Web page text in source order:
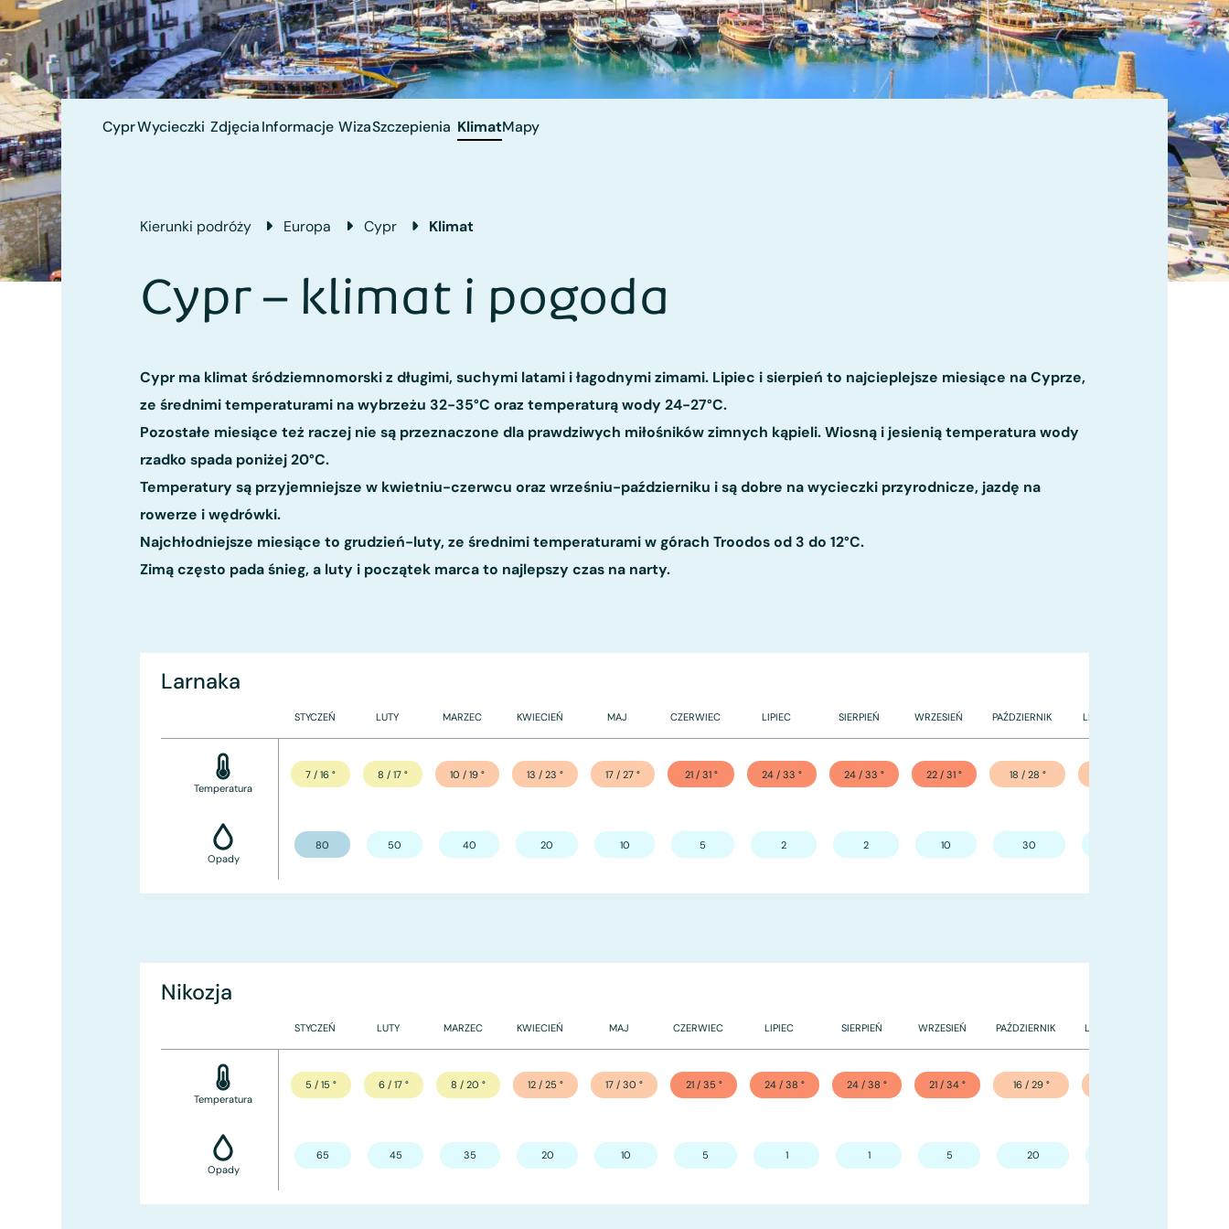
CyprWycieczki ZdjęciaInformacje WizaSzczepienia KlimatMapy
Kierunki podróży Europa Cypr Klimat
Cypr – klimat i pogoda
Cypr ma klimat śródziemnomorski z długimi, suchymi latami i łagodnymi zimami. Lipiec i sierpień to najcieplejsze miesiące na Cyprze,
ze średnimi temperaturami na wybrzeżu 32-35°C oraz temperaturą wody 24-27°C.
Pozostałe miesiące też raczej nie są przeznaczone dla prawdziwych miłośników zimnych kąpieli. Wiosną i jesienią temperatura wody
rzadko spada poniżej 20°C.
Temperatury są przyjemniejsze w kwietniu-czerwcu oraz wrześniu-październiku i są dobre na wycieczki przyrodnicze, jazdę na
rowerze i wędrówki.
Najchłodniejsze miesiące to grudzień-luty, ze średnimi temperaturami w górach Troodos od 3 do 12°C.
Zimą często pada śnieg, a luty i początek marca to najlepszy czas na narty.
Larnaka
STYCZEŃ LUTY MARZEC KWIECIEŃ MAJ CZERWIEC LIPIEC SIERPIEŃ WRZESIEŃ PAŹDZIERNIK LISTOPAD
Temperatura
7 / 16 ° 8 / 17 ° 10 / 19 ° 13 / 23 ° 17 / 27 ° 21 / 31° 24 / 33 ° 24 / 33 ° 22 / 31 ° 18 / 28 °
Opady
80 50 40 20 10 5 2 2 10 30
Nikozja
STYCZEŃ LUTY MARZEC KWIECIEŃ MAJ CZERWIEC LIPIEC SIERPIEŃ WRZESIEŃ PAŹDZIERNIK LISTOPAD
Temperatura
5 / 15 ° 6 / 17 ° 8 / 20 ° 12 / 25 ° 17 / 30 ° 21 / 35 ° 24 / 38 ° 24 / 38 ° 21 / 34 ° 16 / 29°
Opady
65 45 35 20 10 5 1 1 5 20